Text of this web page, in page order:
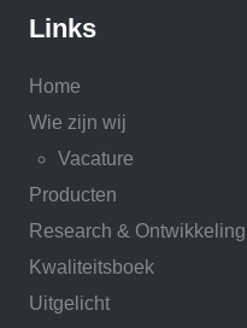
Links
Home
Wie zijn wij
Vacature
Producten
Research & Ontwikkeling
Kwaliteitsboek
Uitgelicht